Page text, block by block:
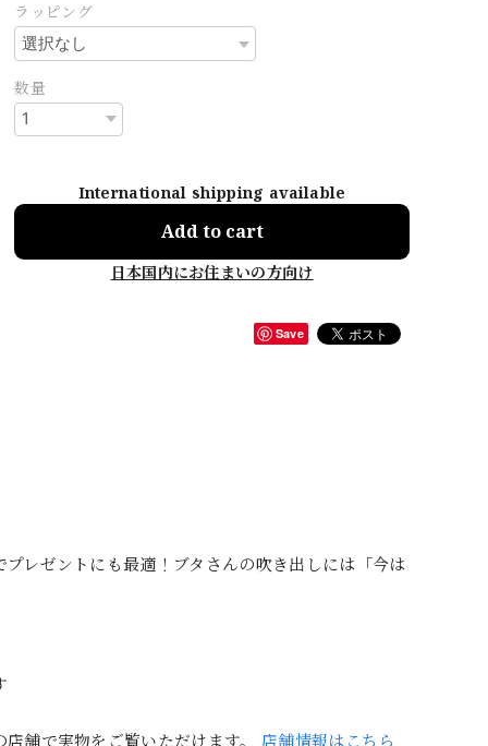
ラッピング
数量
International shipping available
Add to cart
日本国内にお住まいの方向け
Save
レゼントにも最適！ブタさんの吹き出しには「今は
舗で実物をご覧いただけます。 店舗情報はこちら